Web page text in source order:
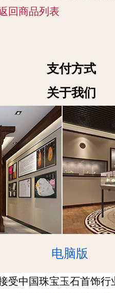
回商品列表
支付方式
关于我们
电脑版
受中国珠宝玉石首饰行